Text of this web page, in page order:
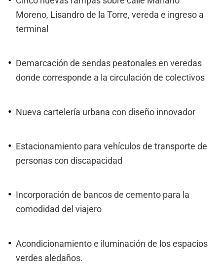
Moreno, Lisandro de la Torre, vereda e ingreso a
terminal
Demarcación de sendas peatonales en veredas
donde corresponde a la circulación de colectivos
Nueva cartelería urbana con diseño innovador
Estacionamiento para vehículos de transporte de
personas con discapacidad
Incorporación de bancos de cemento para la
comodidad del viajero
Acondicionamiento e iluminación de los espacios
verdes aledaños.